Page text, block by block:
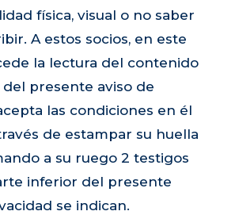
física, visual o no saber
A estos socios, en este
la lectura del contenido
presente aviso de
las condiciones en él
de estampar su huella
a su ruego 2 testigos
inferior del presente
se indican.